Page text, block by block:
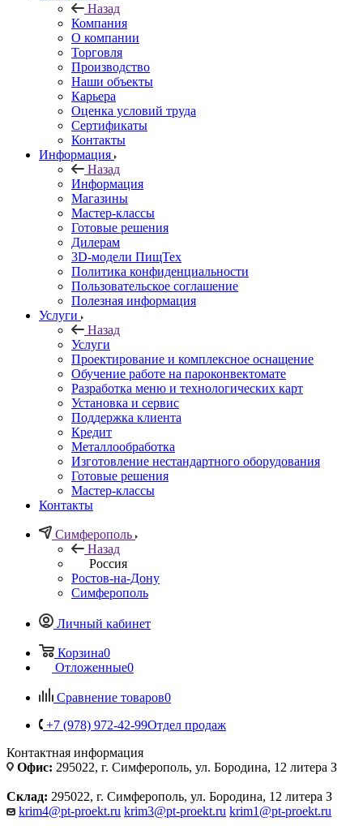
Назад
Компания
О компании
Торговля
Производство
Наши объекты
Карьера
Оценка условий труда
Сертификаты
Контакты
Информация
Назад
Информация
Магазины
Мастер-классы
Готовые решения
Дилерам
3D-модели ПищТех
Политика конфиденциальности
Пользовательское соглашение
Полезная информация
Услуги
Назад
Услуги
Проектирование и комплексное оснащение
Обучение работе на пароконвектомате
Разработка меню и технологических карт
Установка и сервис
Поддержка клиента
Кредит
Металлообработка
Изготовление нестандартного оборудования
Готовые решения
Мастер-классы
Контакты
Симферополь
Назад
Россия
Ростов-на-Дону
Симферополь
Личный кабинет
Корзина0
Отложенные0
Сравнение товаров0
+7 (978) 972-42-99Отдел продаж
Контактная информация
Офис: 295022, г. Симферополь, ул. Бородина, 12 литера З
Склад: 295022, г. Симферополь, ул. Бородина, 12 литера З
krim4@pt-proekt.ru krim3@pt-proekt.ru krim1@pt-proekt.ru